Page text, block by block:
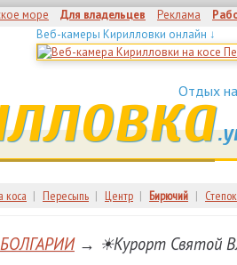
море Для владельцев Реклама
Веб-камеры Кирилловки онлайн ↓
Отдых
коса | Пересыпь | Центр | Бирючий | Степок
→ ☀Курорт Святой